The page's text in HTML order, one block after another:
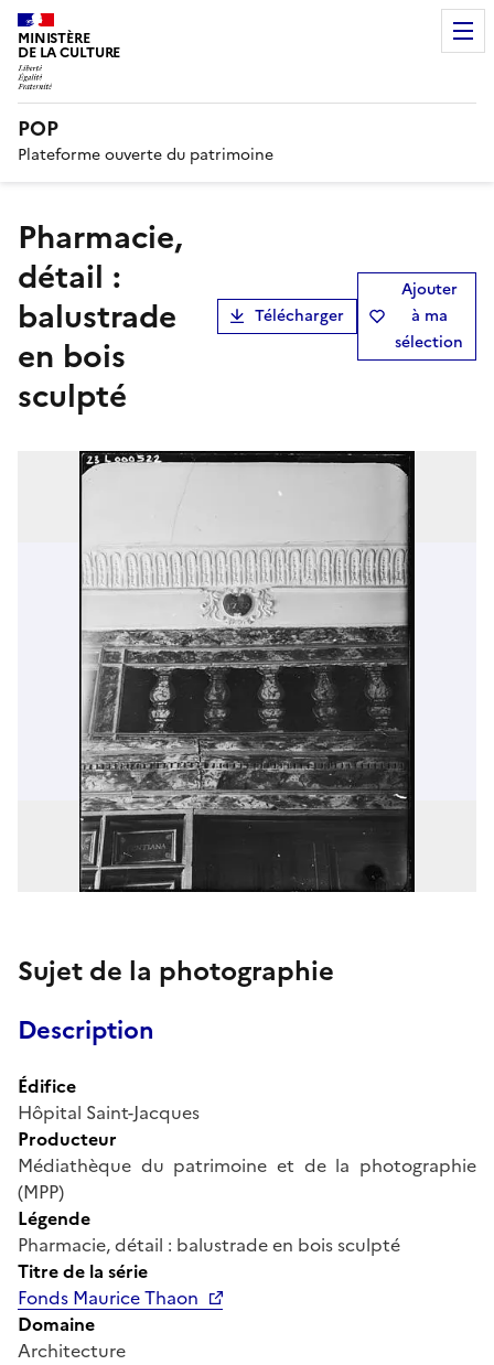
MINISTÈRE
DE LA CULTURE
POP
Plateforme ouverte du patrimoine
Pharmacie,
détail :
balustrade
en bois
sculpté
Télécharger
Ajouter
à ma
sélection
Sujet de la photographie
Description
Édifice
Hôpital Saint-Jacques
Producteur
Médiathèque du patrimoine et de la photographie
(MPP)
Légende
Pharmacie, détail : balustrade en bois sculpté
Titre de la série
Fonds Maurice Thaon
Domaine
Architecture